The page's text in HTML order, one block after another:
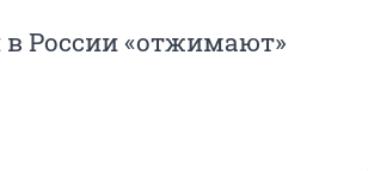
России «отжимают»